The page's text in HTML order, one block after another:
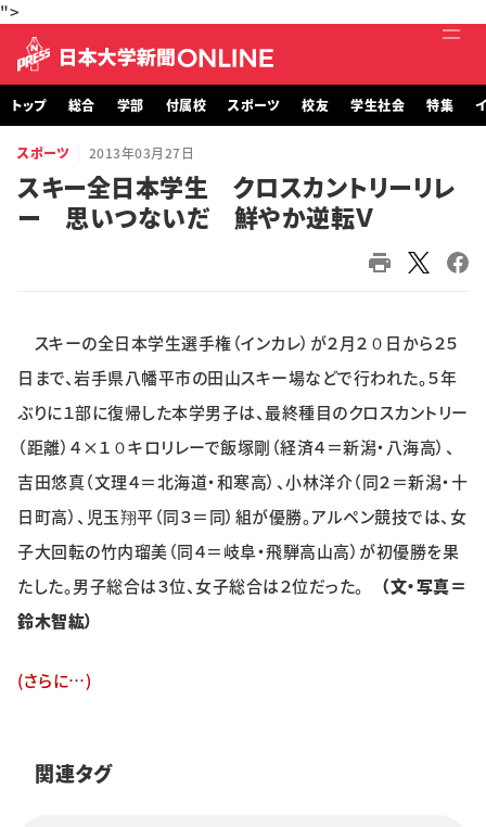
">
トップ
総合
スポーツ
学生社会
イベント
トップ 総合 学部 付属校 スポーツ 校友 学生社会 特集
スポーツ 2013年03月27日
スキー全日本学生 クロスカントリーリレ
ー 思いつないだ 鮮やか逆転Ｖ
スキーの全日本学生選手権（インカレ）が２月２０日から２５
日まで、岩手県八幡平市の田山スキー場などで行われた。５年
ぶりに１部に復帰した本学男子は、最終種目のクロスカントリー
（距離）４×１０キロリレーで飯塚剛（経済４＝新潟・八海高）、
吉田悠真（文理４＝北海道・和寒高）、小林洋介（同２＝新潟・十
日町高）、児玉翔平（同３＝同）組が優勝。アルペン競技では、女
子大回転の竹内瑠美（同４＝岐阜・飛騨高山高）が初優勝を果
たした。男子総合は３位、女子総合は２位だった。 （文・写真＝
鈴木智紘）
(さらに…)
関連タグ